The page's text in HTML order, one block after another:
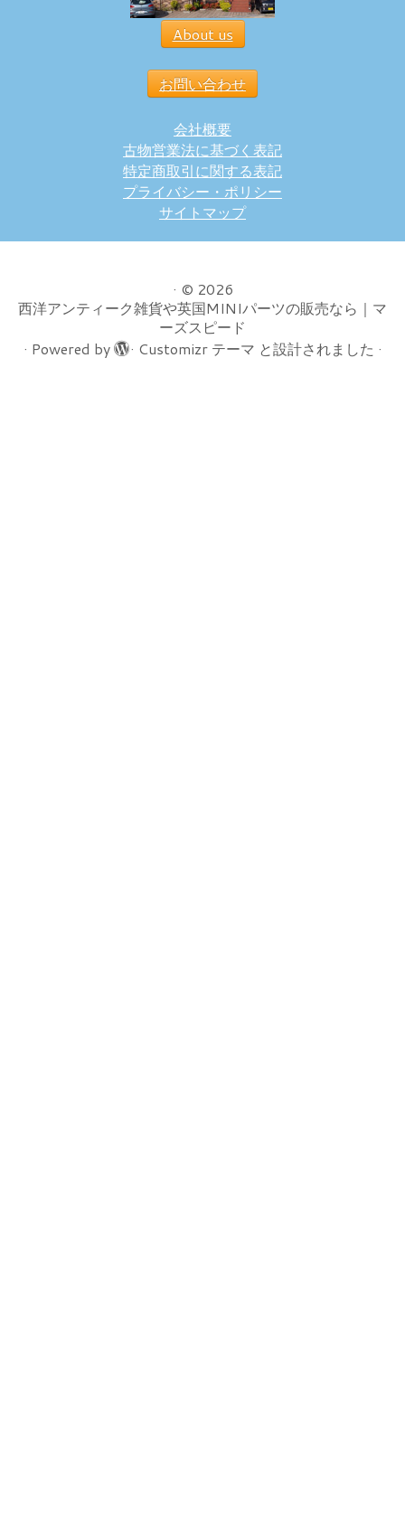
About us
お問い合わせ
会社概要
古物営業法に基づく表記
特定商取引に関する表記
プライバシー・ポリシー
サイトマップ
· © 2026
西洋アンティーク雑貨や英国MINIパーツの販売なら｜マ
ーズスピード
· Powered by · Customizr テーマ と設計されました ·